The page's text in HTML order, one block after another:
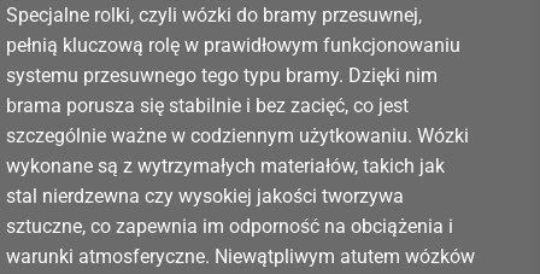
Specjalne rolki, czyli wózki do bramy przesuwnej,
pełnią kluczową rolę w prawidłowym funkcjonowaniu
systemu przesuwnego tego typu bramy. Dzięki nim
brama porusza się stabilnie i bez zacięć, co jest
szczególnie ważne w codziennym użytkowaniu. Wózki
wykonane są z wytrzymałych materiałów, takich jak
stal nierdzewna czy wysokiej jakości tworzywa
sztuczne, co zapewnia im odporność na obciążenia i
warunki atmosferyczne. Niewątpliwym atutem wózków